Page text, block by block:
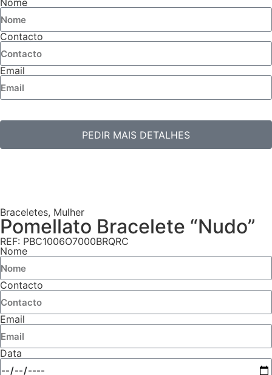
Nome
Contacto
Email
PEDIR MAIS DETALHES
Braceletes, Mulher
Pomellato Bracelete “Nudo”
REF: PBC1006O7000BRQRC
Nome
Contacto
Email
Data